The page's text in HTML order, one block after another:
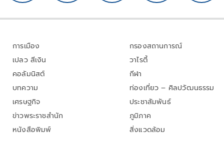
การเมือง
เปลว สีเงิน
คอลัมนิสต์
บทความ
เศรษฐกิจ
ข่าวพระราชสำนัก
หนังสือพิมพ์
กรองสถานการณ์
วาไรตี้
กีฬา
ท่องเที่ยว – ศิลปวัฒนธรรม
ประชาสัมพันธ์
ภูมิภาค
สิ่งแวดล้อม